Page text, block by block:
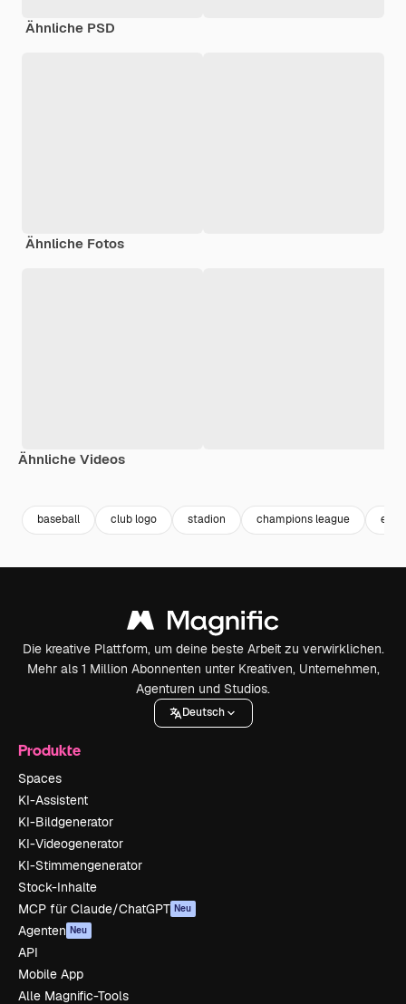
Ähnliche PSD
Ähnliche Fotos
Ähnliche Videos
baseball club logo stadion champions league
Die kreative Plattform, um deine beste Arbeit zu verwirklichen.
Mehr als 1 Million Abonnenten unter Kreativen, Unternehmen,
Agenturen und Studios.
Deutsch
Produkte
Spaces
KI-Assistent
KI-Bildgenerator
KI-Videogenerator
KI-Stimmengenerator
Stock-Inhalte
MCP für Claude/ChatGPT Neu
Agenten Neu
API
Mobile App
Alle Magnific-Tools